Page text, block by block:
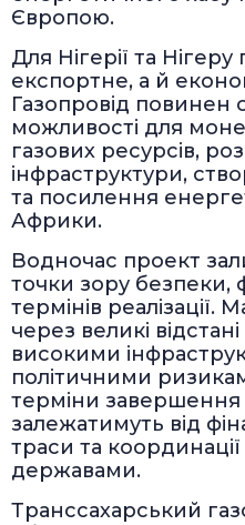
Європою.
Для Нігерії та
експортне, а й
Газопровід повинен
можливості для
газових ресурсів,
інфраструктури,
та посилення
Африки.
Водночас проект
точки зору безпеки,
термінів реалізації.
через великі
високими
політичними
терміни завершення
залежатимуть від
траси та
державами.
Транссахарський